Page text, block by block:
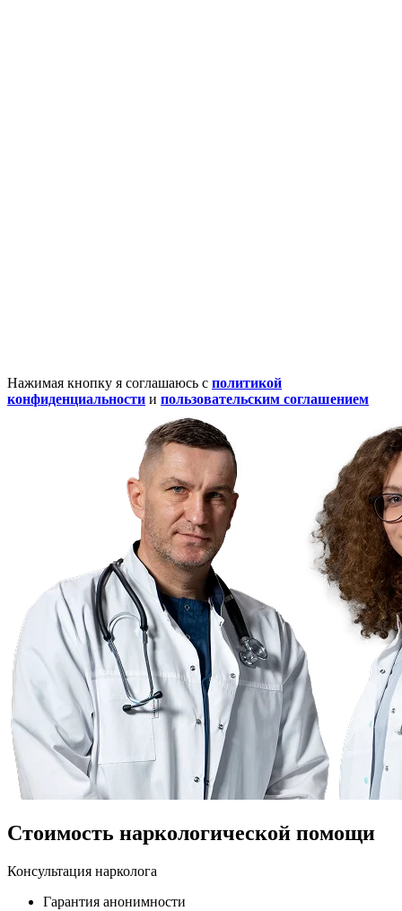
Нажимая кнопку я соглашаюсь с политикой
конфиденциальности и пользовательским соглашением
Стоимость наркологической помощи
Консультация нарколога
Гарантия анонимности